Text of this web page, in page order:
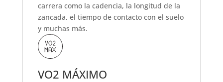
carrera como la cadencia, la longitud de la
zancada, el tiempo de contacto con el suelo
y muchas más.
VO2 MÁXIMO